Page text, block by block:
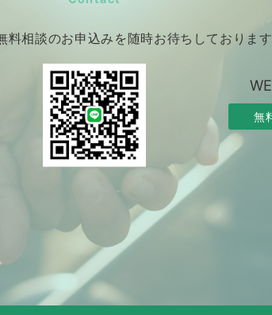
料相談のお申込みを随時お待ちしておりま
無